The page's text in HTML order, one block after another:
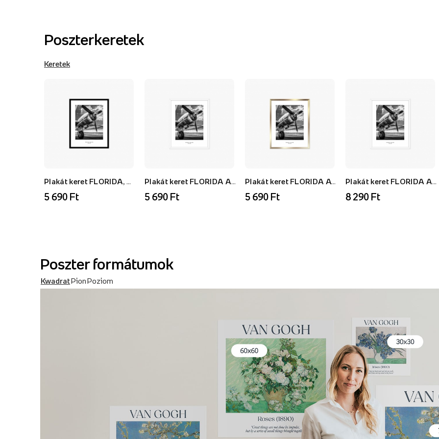
Poszterkeretek
Keretek
Plakát keret FLORIDA, AK, fekete, 21x30 cm
5 690 Ft
Plakát keret FLORIDA AF, fehér, 21x30 cm
5 690 Ft
Plakát keret FLORIDA AU, arany, 21x30 cm
5 690 Ft
Plakát keret FLORIDA AF, fehér, 40x50 cm
8 290 Ft
Poszter formátumok
KwadratPionPoziom